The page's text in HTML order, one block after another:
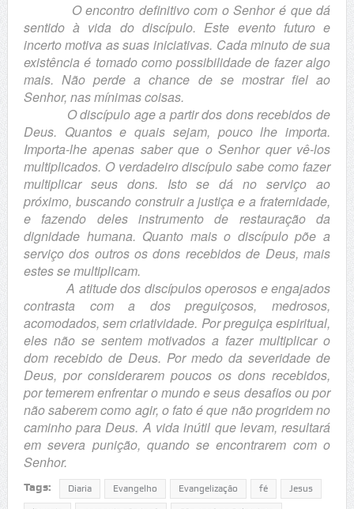
O encontro definitivo com o Senhor é que dá
sentido à vida do discípulo. Este evento futuro e
incerto motiva as suas iniciativas. Cada minuto de sua
existência é tomado como possibilidade de fazer algo
mais. Não perde a chance de se mostrar fiel ao
Senhor, nas mínimas coisas.
O discípulo age a partir dos dons recebidos de
Deus. Quantos e quais sejam, pouco lhe importa.
Importa-lhe apenas saber que o Senhor quer vê-los
multiplicados. O verdadeiro discípulo sabe como fazer
multiplicar seus dons. Isto se dá no serviço ao
próximo, buscando construir a justiça e a fraternidade,
e fazendo deles instrumento de restauração da
dignidade humana. Quanto mais o discípulo põe a
serviço dos outros os dons recebidos de Deus, mais
estes se multiplicam.
A atitude dos discípulos operosos e engajados
contrasta com a dos preguiçosos, medrosos,
acomodados, sem criatividade. Por preguiça espiritual,
eles não se sentem motivados a fazer multiplicar o
dom recebido de Deus. Por medo da severidade de
Deus, por considerarem poucos os dons recebidos,
por temerem enfrentar o mundo e seus desafios ou por
não saberem como agir, o fato é que não progridem no
caminho para Deus. A vida inútil que levam, resultará
em severa punição, quando se encontrarem com o
Senhor.
Tags: Diaria Evangelho Evangelização fé Jesus